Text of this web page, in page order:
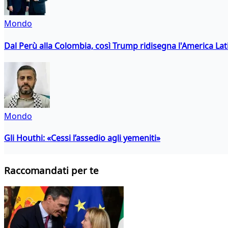
Mondo
Dal Perù alla Colombia, così Trump ridisegna l'America
Mondo
Gli Houthi: «Cessi l’assedio agli yemeniti»
Raccomandati per te